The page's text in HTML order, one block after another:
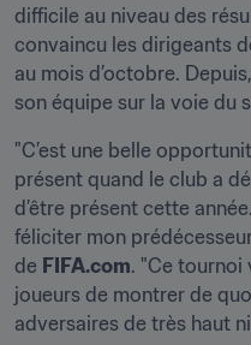
difficile au niveau des
convaincu les dirigeants
au mois d’octobre.
son équipe sur la voie du
"C’est une belle
présent quand le club a
d’être présent cette
féliciter mon
de FIFA.com. "Ce tournoi
joueurs de montrer de
adversaires de très haut